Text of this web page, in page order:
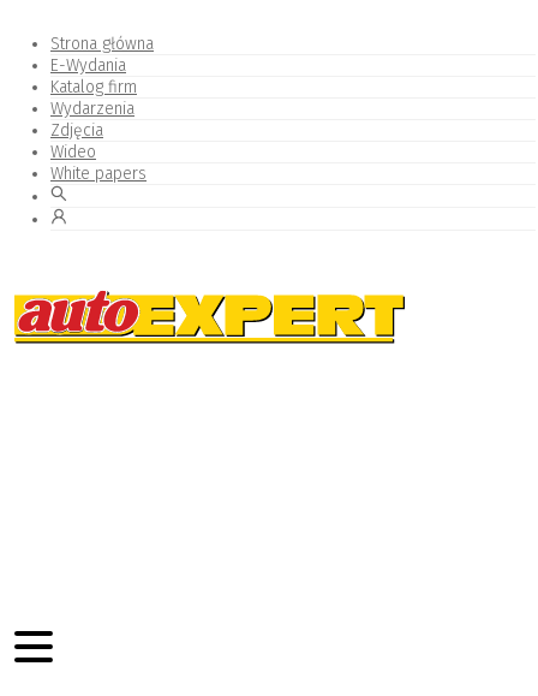
Strona główna
E-Wydania
Katalog firm
Wydarzenia
Zdjęcia
Wideo
White papers